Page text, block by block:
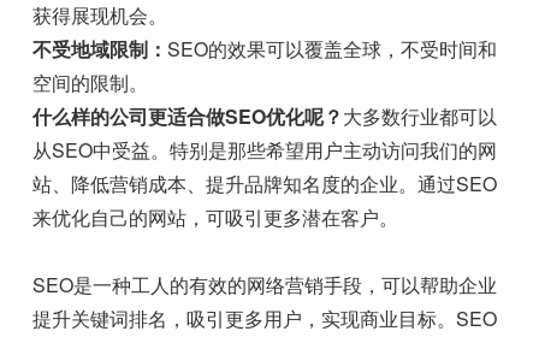
获得展现机会。
不受地域限制：SEO的效果可以覆盖全球，不受时间和
空间的限制。
什么样的公司更适合做SEO优化呢？大多数行业都可以
从SEO中受益。特别是那些希望用户主动访问我们的网
站、降低营销成本、提升品牌知名度的企业。通过SEO
来优化自己的网站，可吸引更多潜在客户。
SEO是一种工人的有效的网络营销手段，可以帮助企业
提升关键词排名，吸引更多用户，实现商业目标。SEO